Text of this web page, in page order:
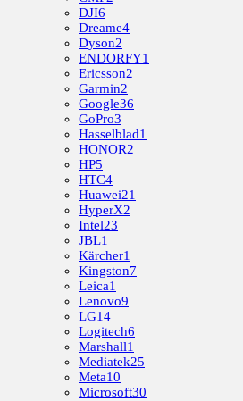
DJI6
Dreame4
Dyson2
ENDORFY1
Ericsson2
Garmin2
Google36
GoPro3
Hasselblad1
HONOR2
HP5
HTC4
Huawei21
HyperX2
Intel23
JBL1
Kärcher1
Kingston7
Leica1
Lenovo9
LG14
Logitech6
Marshall1
Mediatek25
Meta10
Microsoft30